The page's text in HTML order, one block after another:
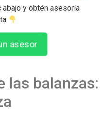
abajo y obtén asesoría
asesor
las balanzas: